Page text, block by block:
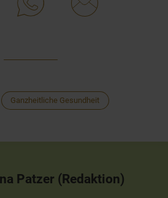
Ganzheitliche Gesundheit
Patzer (Redaktion)